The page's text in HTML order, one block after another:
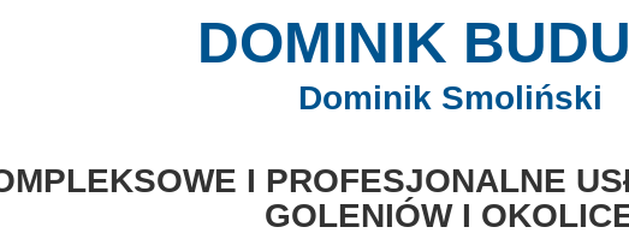
DOMINIK
Dominik Smoliński
I PROFESJONALNE
GOLENIÓW I